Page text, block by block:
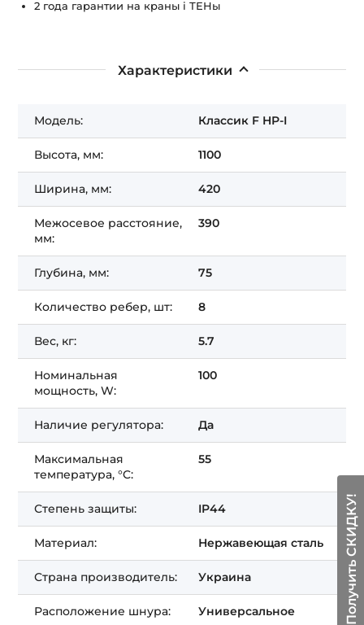
2 года гарантии на краны і ТЕНы
Характеристики
Модель: Классик F HP-I
Высота, мм: 1100
Ширина, мм: 420
Межосевое расстояние,
мм:
390
Глубина, мм: 75
Количество ребер, шт: 8
Вес, кг: 5.7
Номинальная
мощность, W:
100
Наличие регулятора: Да
Максимальная
температура, °C:
55
Степень защиты: IP44
Материал: Нержавеющая сталь
Страна производитель: Украина
Расположение шнура: Универсальное Получить СКИДКУ!